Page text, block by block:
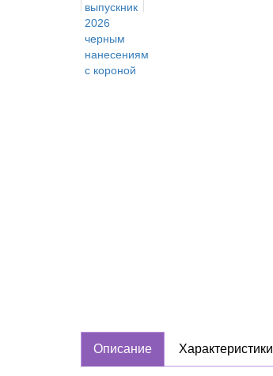
Описание Характеристики